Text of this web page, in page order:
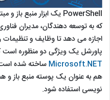
اجازه می دهد تا وظایف و تنظیمات
پاورشل یک ویژگی دو منظوره است
Microsoft.NET
هم به عنوان یک پوسته منبع باز و
نویسی استفاده شود.